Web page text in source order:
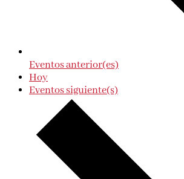
Eventosanterior(es)
Hoy
Eventossiguiente(s)